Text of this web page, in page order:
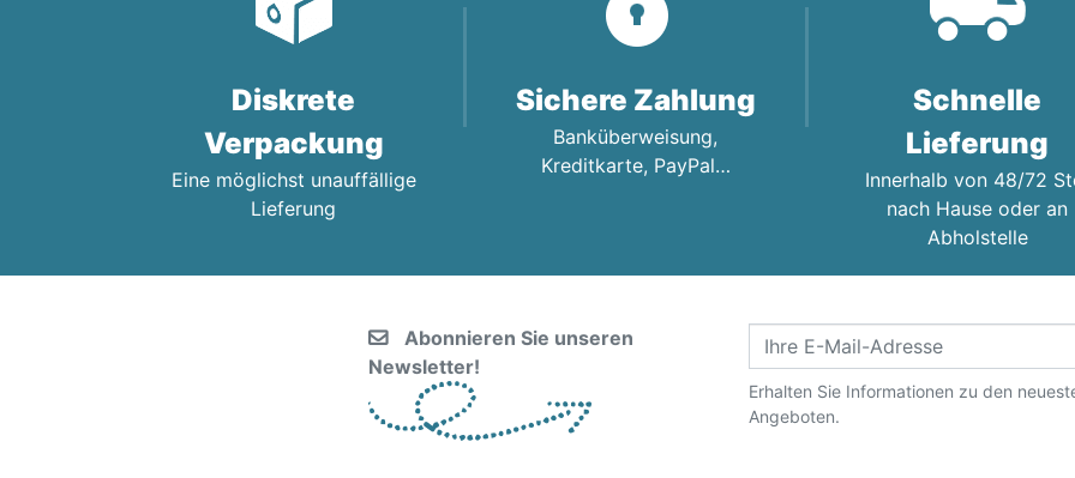
Diskrete
Verpackung
Eine möglichst unauffällige
Lieferung
Sichere Zahlung
Banküberweisung,
Kreditkarte, PayPal…
Schnelle
Lieferung
Innerhalb von 48/72
nach Hause oder an
Abholstelle
Abonnieren Sie unseren
Newsletter!
Erhalten Sie Informationen zu den
Angeboten.